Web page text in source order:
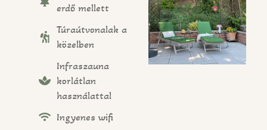
erdő mellett
Túraútvonalak a
közelben
Infraszauna
korlátlan
használattal
Ingyenes wifi